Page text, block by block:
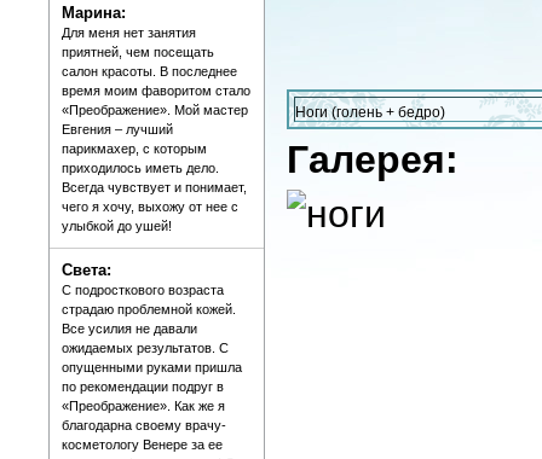
Марина:
Для меня нет занятия
приятней, чем посещать
салон красоты. В последнее
время моим фаворитом стало
«Преображение». Мой мастер
Евгения – лучший
парикмахер, с которым
приходилось иметь дело.
Всегда чувствует и понимает,
чего я хочу, выхожу от нее с
улыбкой до ушей!
Света:
С подросткового возраста
страдаю проблемной кожей.
Все усилия не давали
ожидаемых результатов. С
опущенными руками пришла
по рекомендации подруг в
«Преображение». Как же я
благодарна своему врачу-
косметологу Венере за ее
Ноги (голень + бедро)
Галерея: